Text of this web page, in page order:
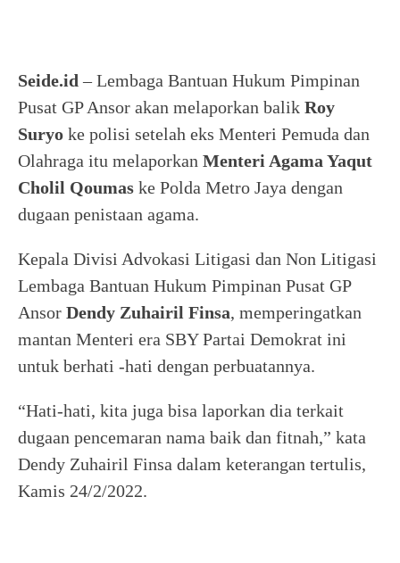
Seide.id – Lembaga Bantuan Hukum Pimpinan
Pusat GP Ansor akan melaporkan balik Roy
Suryo ke polisi setelah eks Menteri Pemuda dan
Olahraga itu melaporkan Menteri Agama Yaqut
Cholil Qoumas ke Polda Metro Jaya dengan
dugaan penistaan agama.
Kepala Divisi Advokasi Litigasi dan Non Litigasi
Lembaga Bantuan Hukum Pimpinan Pusat GP
Ansor Dendy Zuhairil Finsa, memperingatkan
mantan Menteri era SBY Partai Demokrat ini
untuk berhati -hati dengan perbuatannya.
“Hati-hati, kita juga bisa laporkan dia terkait
dugaan pencemaran nama baik dan fitnah,” kata
Dendy Zuhairil Finsa dalam keterangan tertulis,
Kamis 24/2/2022.